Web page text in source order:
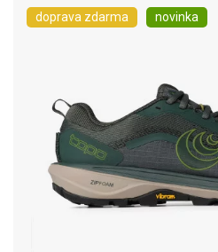
doprava zdarma novinka